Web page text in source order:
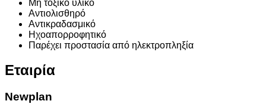
Μη τοξικό υλικό
Αντιολισθηρό
Αντικραδασμικό
Ηχοαπορροφητικό
Παρέχει προστασία από ηλεκτροπληξία
Εταιρία
Newplan